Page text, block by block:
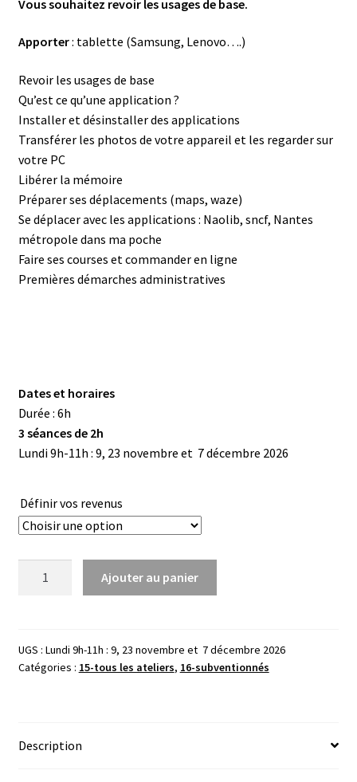
Vous souhaitez revoir les usages de base.
Apporter: tablette (Samsung, Lenovo….)
Revoir les usages de base
Qu’est ce qu’une application ?
Installer et désinstaller des applications
Transférer les photos de votre appareil et les regarder sur
votre PC
Libérer la mémoire
Préparer ses déplacements (maps, waze)
Se déplacer avec les applications : Naolib, sncf, Nantes
métropole dans ma poche
Faire ses courses et commander en ligne
Premières démarches administratives
Dates et horaires
Durée : 6h
3 séances de 2h
Lundi 9h-11h : 9, 23 novembre et 7 décembre 2026
Définir vos revenus
avec
ma
-
Ajouter au panier
UGS : Lundi 9h-11h : 9, 23 novembre et 7 décembre 2026
Catégories : 15-tous les ateliers, 16-subventionnés
Description